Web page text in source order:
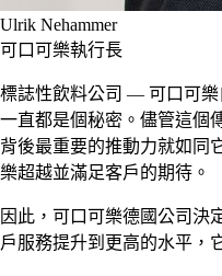
Ulrik Nehammer
可口可樂執行長
標誌性飲料公司 — 可口可樂
一直都是個秘密。儘管這個
背後最重要的推動力就如同
樂超越並滿足客戶的期待。
因此，可口可樂德國公司決
戶服務提升到更高的水平，